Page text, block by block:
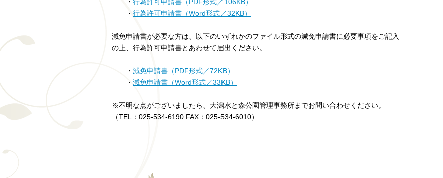
・ 行為許可申請書（PDF形式／106KB）
・ 行為許可申請書（Word形式／32KB）
減免申請書が必要な方は、以下のいずれかのファイル形式の減免申請書に必要事項をご記入
の上、行為許可申請書とあわせて届出ください。
・ 減免申請書（PDF形式／72KB）
・ 減免申請書（Word形式／33KB）
※不明な点がございましたら、大潟水と森公園管理事務所までお問い合わせください。
（TEL：025-534-6190 FAX：025-534-6010）